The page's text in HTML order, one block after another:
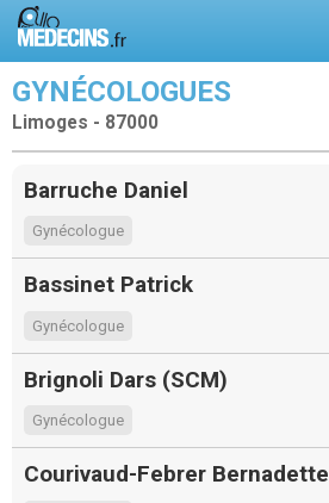
GYNÉCOLOGUES
Limoges - 87000
Barruche Daniel
Gynécologue
Bassinet Patrick
Gynécologue
Brignoli Dars (SCM)
Gynécologue
Courivaud-Febrer Bernadette